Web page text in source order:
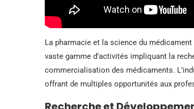
La pharmacie et la science du
vaste gamme d’activités impliquant la
commercialisation des médicaments.
offrant de multiples opportunités aux